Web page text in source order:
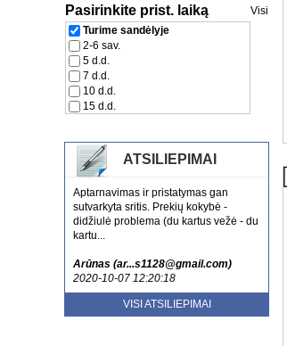
Pasirinkite prist. laiką
Visi
Turime sandėlyje
2-6 sav.
5 d.d.
7 d.d.
10 d.d.
15 d.d.
ATSILIEPIMAI
Esu patenkinta jusu aptarnavimu ir
kokybe. Tikrai rekomenduoju
Aptarnavimas ir pristatymas gan
sutvarkyta sritis. Prekių kokybė -
didžiulė problema (du kartus vežė - du
kartu...
Arūnas (ar...s1128@gmail.com)
2020-10-07 12:20:18
VISI ATSILIEPIMAI